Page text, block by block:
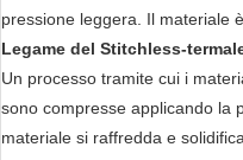
pressione leggera. Il materiale
Legame del Stitchless-
Un processo tramite cui i
sono compresse applicando la
materiale si raffredda e